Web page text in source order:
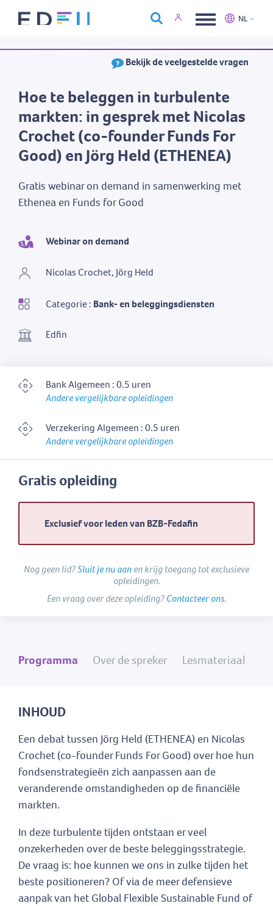
Over Edfin
Kalender
NL
Français
Bekijk de veelgestelde vragen
Webinar on demand
Nicolas Crochet, Jörg Held
Categorie : Bank- en beleggingsdiensten
Edfin
Hoe te beleggen in turbulente
markten: in gesprek met Nicolas
Crochet (co-founder Funds For
Good) en Jörg Held (ETHENEA)
Gratis webinar on demand in samenwerking met
Ethenea en Funds for Good
Bank Algemeen : 0.5 uren
Andere vergelijkbare opleidingen
Verzekering Algemeen : 0.5 uren
Andere vergelijkbare opleidingen
Gratis opleiding
Exclusief voor leden van BZB-Fedafin
Nog geen lid?Sluit je nu aanen krijg toegang tot exclusieve
opleidingen.
Een vraag over deze opleiding?Contacteer ons.
Programma Over de spreker Lesmateriaal
INHOUD
Een debat tussen Jörg Held (ETHENEA) en Nicolas
Crochet (co-founder Funds For Good) over hoe hun
fondsenstrategieën zich aanpassen aan de
veranderende omstandigheden op de financiële
markten.
In deze turbulente tijden ontstaan ​​er veel
onzekerheden over de beste beleggingsstrategie.
De vraag is: hoe kunnen we ons in zulke tijden het
beste positioneren? Of via de meer defensieve
aanpak van het Global Flexible Sustainable Fund of